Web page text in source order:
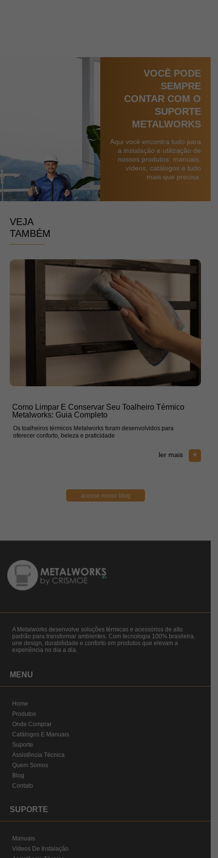
VOCÊ PODE
SEMPRE
CONTAR COM O
SUPORTE
METALWORKS
Aqui você encontra tudo para
a instalação e utilização de
nossos produtos: manuais,
vídeos, catálogos e tudo
mais que precisa.
VEJA
TAMBÉM
Como Limpar E Conservar Seu Toalheiro Térmico
Metalworks: Guia Completo
Os toalheiros térmicos Metalworks foram desenvolvidos para
oferecer conforto, beleza e praticidade
ler mais +
acesse nosso blog
A Metalworks desenvolve soluções térmicas e acessórios de alto
padrão para transformar ambientes. Com tecnologia 100% brasileira,
une design, durabilidade e conforto em produtos que elevam a
experiência no dia a dia.
MENU
Home
Produtos
Onde Comprar
Catálogos E Manuais
Suporte
Assistência Técnica
Quem Somos
Blog
Contato
SUPORTE
Manuais
Vídeos De Instalação